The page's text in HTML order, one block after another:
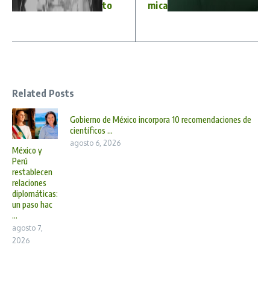
to mica
Related Posts
México y
Perú
restablecen
relaciones
diplomáticas:
un paso hac
...
agosto 7,
2026
Gobierno de México incorpora 10 recomendaciones de
científicos ...
agosto 6, 2026